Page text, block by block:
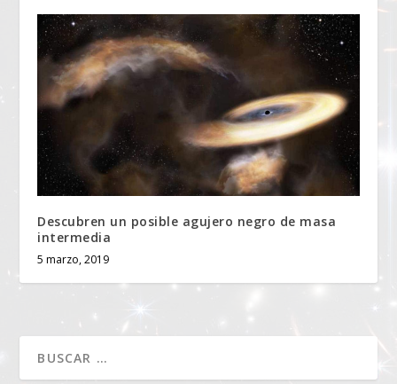
Descubren un posible agujero negro de masa
intermedia
5 marzo, 2019